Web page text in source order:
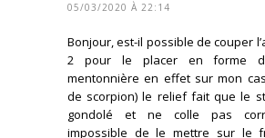
05/03/2020 À 22:14
Bonjour, est-il possible de couper
2 pour le placer en forme
mentonnière en effet sur mon
de scorpion) le relief fait que le
gondolé et ne colle pas
impossible de le mettre sur le